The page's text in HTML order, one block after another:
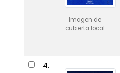
Imagen de
cubierta local
4.